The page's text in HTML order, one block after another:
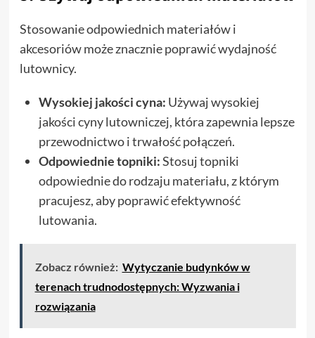
Stosowanie odpowiednich materiałów i
akcesoriów może znacznie poprawić wydajność
lutownicy.
Wysokiej jakości cyna: Używaj wysokiej
jakości cyny lutowniczej, która zapewnia lepsze
przewodnictwo i trwałość połączeń.
Odpowiednie topniki:Stosuj topniki
odpowiednie do rodzaju materiału, z którym
pracujesz, aby poprawić efektywność
lutowania.
Zobacz również: Wytyczanie budynków w
terenach trudnodostępnych: Wyzwania i
rozwiązania